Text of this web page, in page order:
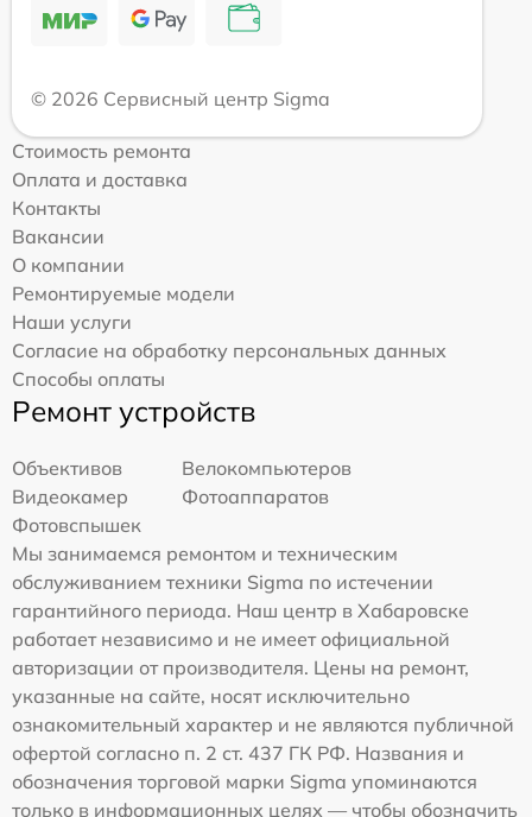
© 2026 Сервисный центр Sigma
Стоимость ремонта
Оплата и доставка
Контакты
Вакансии
О компании
Ремонтируемые модели
Наши услуги
Согласие на обработку персональных данных
Способы оплаты
Ремонт устройств
Объективов
Велокомпьютеров
Видеокамер
Фотоаппаратов
Фотовспышек
Мы занимаемся ремонтом и техническим
обслуживанием техники Sigma по истечении
гарантийного периода. Наш центр в Хабаровске
работает независимо и не имеет официальной
авторизации от производителя. Цены на ремонт,
указанные на сайте, носят исключительно
ознакомительный характер и не являются публичной
офертой согласно п. 2 ст. 437 ГК РФ. Названия и
обозначения торговой марки Sigma упоминаются
только в информационных целях — чтобы обозначить